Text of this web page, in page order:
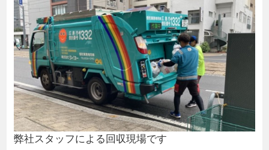
弊社スタッフによる回収現場です